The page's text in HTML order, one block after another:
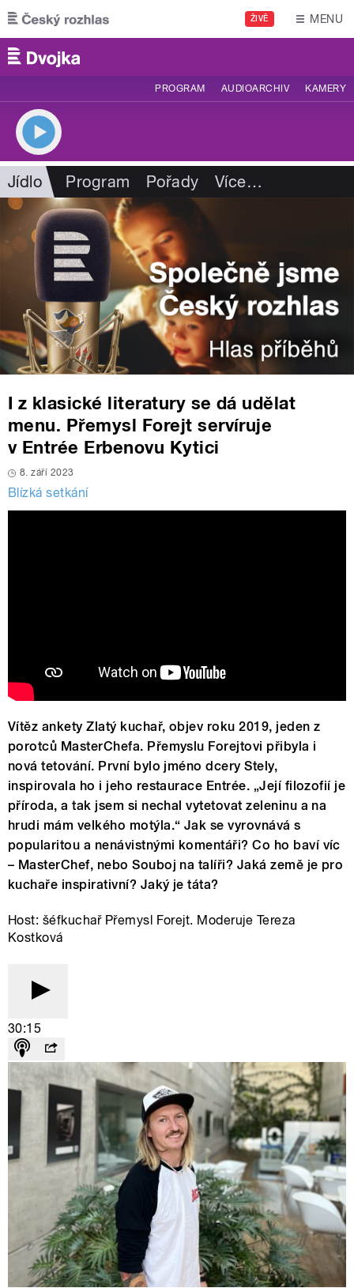
Přejít k hlavnímu obsahu
ŽIVĚ MENU
PROGRAM AUDIOARCHIV KAMERY
Jídlo Program Pořady Více…
I z klasické literatury se dá udělat
menu. Přemysl Forejt servíruje
v Entrée Erbenovu Kytici
8. září 2023
Blízká setkání
Vítěz ankety Zlatý kuchař, objev roku 2019, jeden z
porotců MasterChefa. Přemyslu Forejtovi přibyla i
nová tetování. První bylo jméno dcery Stely,
inspirovala ho i jeho restaurace Entrée. „Její filozofií je
příroda, a tak jsem si nechal vytetovat zeleninu a na
hrudi mám velkého motýla.“ Jak se vyrovnává s
popularitou a nenávistnými komentáři? Co ho baví víc
– MasterChef, nebo Souboj na talíři? Jaká země je pro
kuchaře inspirativní? Jaký je táta?
Host: šéfkuchař Přemysl Forejt. Moderuje Tereza
Kostková
30:15